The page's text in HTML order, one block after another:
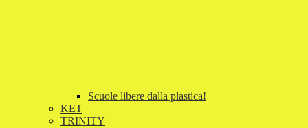
Scuole libere dalla plastica!
KET
TRINITY